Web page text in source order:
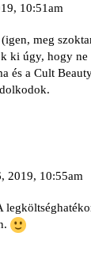
10:51am
meg
ki úgy, hogy
és a Cult
2019, 10:55am